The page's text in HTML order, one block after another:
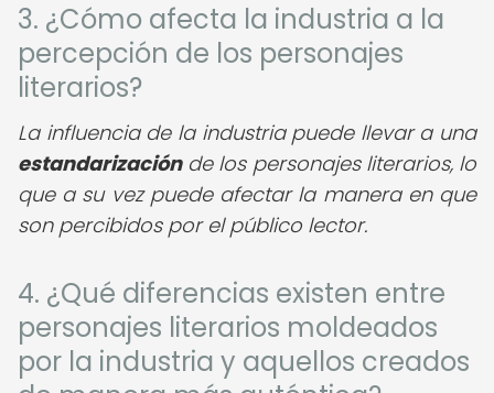
3. ¿Cómo afecta la industria a la
percepción de los personajes
literarios?
La influencia de la industria puede llevar a una
estandarizaciónde los personajes literarios, lo
que a su vez puede afectar la manera en que
son percibidos por el público lector.
4. ¿Qué diferencias existen entre
personajes literarios moldeados
por la industria y aquellos creados